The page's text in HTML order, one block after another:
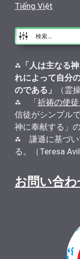
Tiếng Việt
⁂ 「人は主なる
れによって自分
のである」
（霊
⁂ 「祈祷の使
信徒がシンプル
神に奉献する」
⁂ 謙遜に基づい
る。（Teresa
お問い合わ